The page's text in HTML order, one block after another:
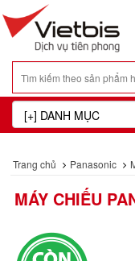
Trang chủ Panasonic
MÁY CHIẾU